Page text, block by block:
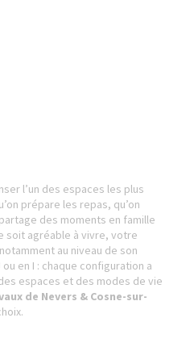
l’un des espaces les plus
prépare les repas, qu’on
des moments en famille
soit agréable à vivre, votre
au niveau de son
en I : chaque configuration a
espaces et des modes de vie
de Nevers & Cosne-sur-